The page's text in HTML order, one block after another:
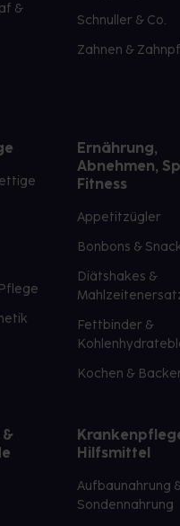
&
Schnuller & Co.
Zahnen &
Ernährung,
Abnehmen,
Fitness
Appetitzügler
Bonbons &
Diätshakes &
Fettbinder &
Kochen &
Hilfsmittel
Aufbaunahrung
Sondennahrung